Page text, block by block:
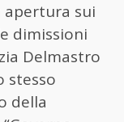
apertura sui
dimissioni
Delmastro
stesso
della